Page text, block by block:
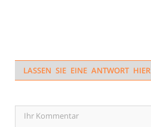
LASSEN SIE EINE ANTWORT HIER